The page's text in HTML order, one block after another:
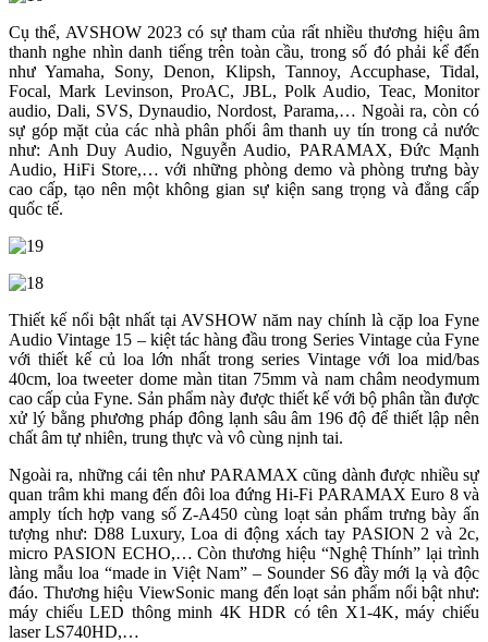
Cụ thể, AVSHOW 2023 có sự tham của rất nhiều thương hiệu âm
thanh nghe nhìn danh tiếng trên toàn cầu, trong số đó phải kể đến
như Yamaha, Sony, Denon, Klipsh, Tannoy, Accuphase, Tidal,
Focal, Mark Levinson, ProAC, JBL, Polk Audio, Teac, Monitor
audio, Dali, SVS, Dynaudio, Nordost, Parama,… Ngoài ra, còn có
sự góp mặt của các nhà phân phối âm thanh uy tín trong cả nước
như: Anh Duy Audio, Nguyễn Audio, PARAMAX, Đức Mạnh
Audio, HiFi Store,… với những phòng demo và phòng trưng bày
cao cấp, tạo nên một không gian sự kiện sang trọng và đẳng cấp
quốc tế.
Thiết kế nổi bật nhất tại AVSHOW năm nay chính là cặp loa Fyne
Audio Vintage 15 – kiệt tác hàng đầu trong Series Vintage của Fyne
với thiết kế củ loa lớn nhất trong series Vintage với loa mid/bas
40cm, loa tweeter dome màn titan 75mm và nam châm neodymum
cao cấp của Fyne. Sản phẩm này được thiết kế với bộ phân tần được
xử lý bằng phương pháp đông lạnh sâu âm 196 độ để thiết lập nên
chất âm tự nhiên, trung thực và vô cùng nịnh tai.
Ngoài ra, những cái tên như PARAMAX cũng dành được nhiều sự
quan trâm khi mang đến đôi loa đứng Hi-Fi PARAMAX Euro 8 và
amply tích hợp vang số Z-A450 cùng loạt sản phẩm trưng bày ấn
tượng như: D88 Luxury, Loa di động xách tay PASION 2 và 2c,
micro PASION ECHO,… Còn thương hiệu “Nghệ Thính” lại trình
làng mẫu loa “made in Việt Nam” – Sounder S6 đầy mới lạ và độc
đáo. Thương hiệu ViewSonic mang đến loạt sản phẩm nổi bật như:
máy chiếu LED thông minh 4K HDR có tên X1-4K, máy chiếu
laser LS740HD,…